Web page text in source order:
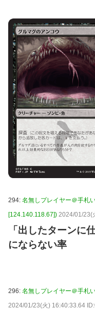
294: 名無しプレイヤー＠手札
[124.140.118.67]) 2024/01/23(
「出したターンに
にならない率
296: 名無しプレイヤー＠手札
2024/01/23(火) 16:40:33.64